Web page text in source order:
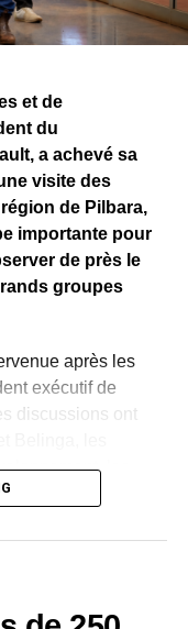
et de
du
a achevé sa
visite des
de Pilbara,
importante pour
de près le
groupes
après les
exécutif de
discussions ont
les
formation des
de l’extraction du
et à son